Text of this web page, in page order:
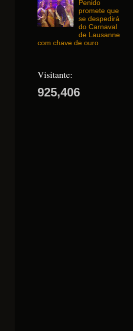
Penido
promete que
se despedirá
do Carnaval
de Lausanne
com chave de ouro
Visitante:
925,406